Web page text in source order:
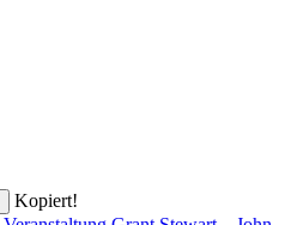
Kopiert!